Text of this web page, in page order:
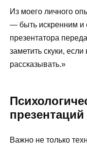
Из моего личного
— быть искренним и
презентатора
заметить скуки,
рассказывать.»
презентаций
Важно не только